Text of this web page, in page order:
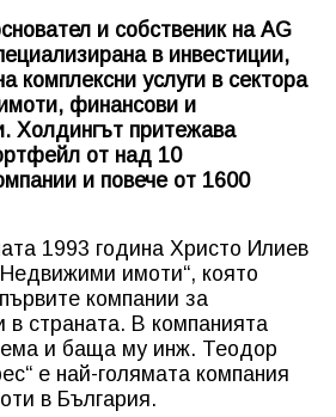
и собственик на AG
в инвестиции,
комплексни услуги в сектора
финансови и
Холдингът притежава
от над 10
и повече от 1600
1993 година Христо Илиев
имоти“, която
компании за
страната. В компанията
и баща му инж. Теодор
е най-голямата компания
в България.